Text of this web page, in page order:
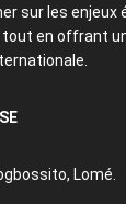
sur les enjeux
en offrant
Lomé.